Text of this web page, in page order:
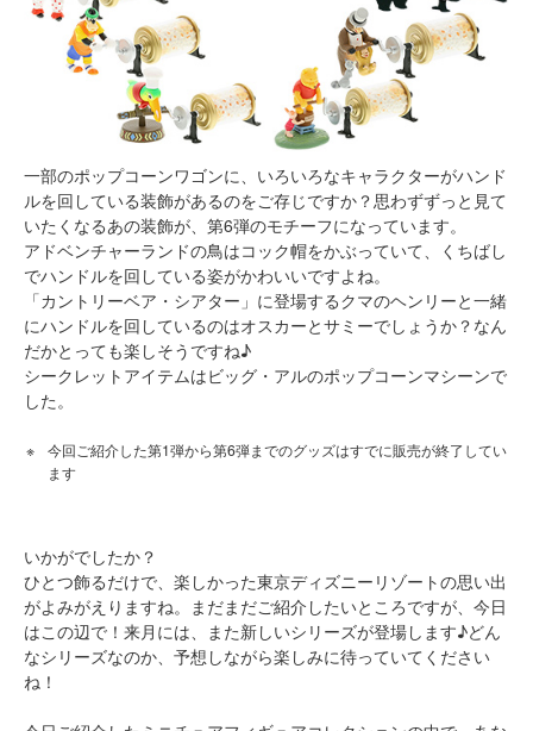
一部のポップコーンワゴンに、いろいろなキャラクターがハンド
ルを回している装飾があるのをご存じですか？思わずずっと見て
いたくなるあの装飾が、第6弾のモチーフになっています。
アドベンチャーランドの鳥はコック帽をかぶっていて、くちばし
でハンドルを回している姿がかわいいですよね。
「カントリーベア・シアター」に登場するクマのヘンリーと一緒
にハンドルを回しているのはオスカーとサミーでしょうか？なん
だかとっても楽しそうですね♪
シークレットアイテムはビッグ・アルのポップコーンマシーンで
した。
今回ご紹介した第1弾から第6弾までのグッズはすでに販売が終了してい
ます
いかがでしたか？
ひとつ飾るだけで、楽しかった東京ディズニーリゾートの思い出
がよみがえりますね。まだまだご紹介したいところですが、今日
はこの辺で！来月には、また新しいシリーズが登場します♪どん
なシリーズなのか、予想しながら楽しみに待っていてください
ね！